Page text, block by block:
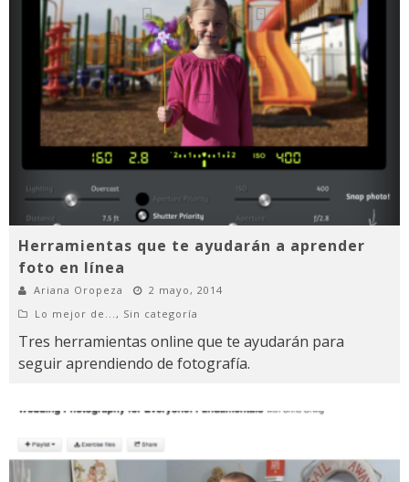
Herramientas que te ayudarán a aprender
foto en línea
Ariana Oropeza
2 mayo, 2014
Lo mejor de... , Sin categoría
Tres herramientas online que te ayudarán para
seguir aprendiendo de fotografía.